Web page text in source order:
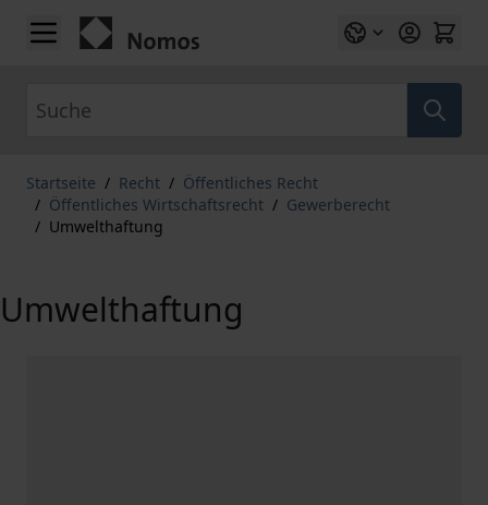
Zum Inhalt springen
Startseite / Recht / Öffentliches Recht
/ Öffentliches Wirtschaftsrecht / Gewerberecht
/ Umwelthaftung
Umwelthaftung